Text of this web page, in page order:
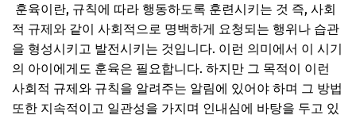
훈육이란, 규칙에 따라 행동하도록 훈련시키는 것 즉, 사회
적 규제와 같이 사회적으로 명백하게 요청되는 행위나 습관
을 형성시키고 발전시키는 것입니다. 이런 의미에서 이 시기
의 아이에게도 훈육은 필요합니다. 하지만 그 목적이 이런
사회적 규제와 규칙을 알려주는 알림에 있어야 하며 그 방법
또한 지속적이고 일관성을 가지며 인내심에 바탕을 두고 있